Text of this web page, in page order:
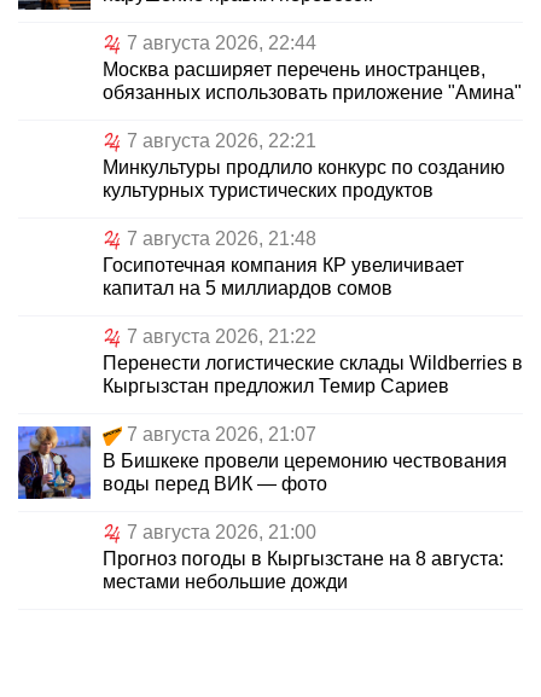
7 августа 2026, 22:44
Москва расширяет перечень иностранцев,
обязанных использовать приложение "Амина"
7 августа 2026, 22:21
Минкультуры продлило конкурс по созданию
культурных туристических продуктов
7 августа 2026, 21:48
Госипотечная компания КР увеличивает
капитал на 5 миллиардов сомов
7 августа 2026, 21:22
Перенести логистические склады Wildberries в
Кыргызстан предложил Темир Сариев
7 августа 2026, 21:07
В Бишкеке провели церемонию чествования
воды перед ВИК — фото
7 августа 2026, 21:00
Прогноз погоды в Кыргызстане на 8 августа:
местами небольшие дожди